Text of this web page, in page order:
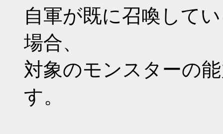
自軍が既に召喚して
場合、
対象のモンスターの
す。